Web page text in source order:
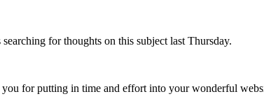
for thoughts on this subject last Thursday.
for putting in time and effort into your wonderful